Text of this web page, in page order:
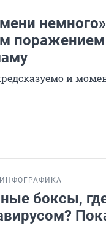
поражением
и
ИНФОГРАФИКА
боксы,